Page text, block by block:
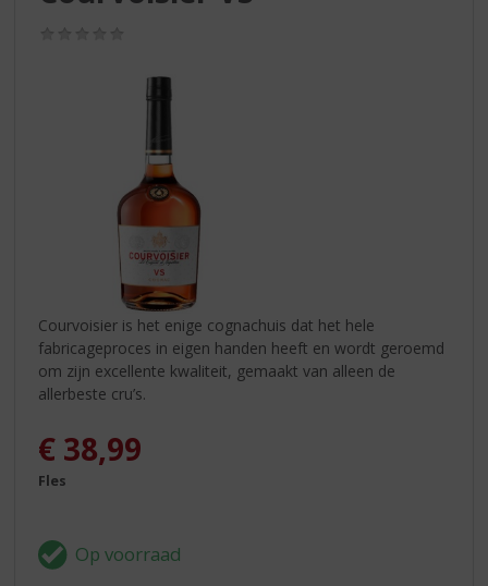
Courvoisier is het enige cognachuis dat het hele
fabricageproces in eigen handen heeft en wordt geroemd
om zijn excellente kwaliteit, gemaakt van alleen de
allerbeste cru’s.
€ 38,99
Fles